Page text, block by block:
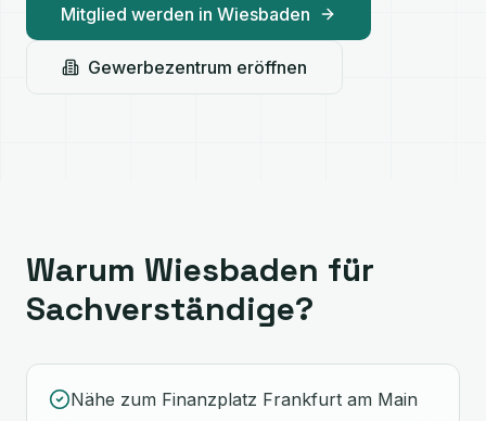
Mitglied werden in Wiesbaden
Gewerbezentrum eröffnen
Warum Wiesbaden für
Sachverständige?
Nähe zum Finanzplatz Frankfurt am Main